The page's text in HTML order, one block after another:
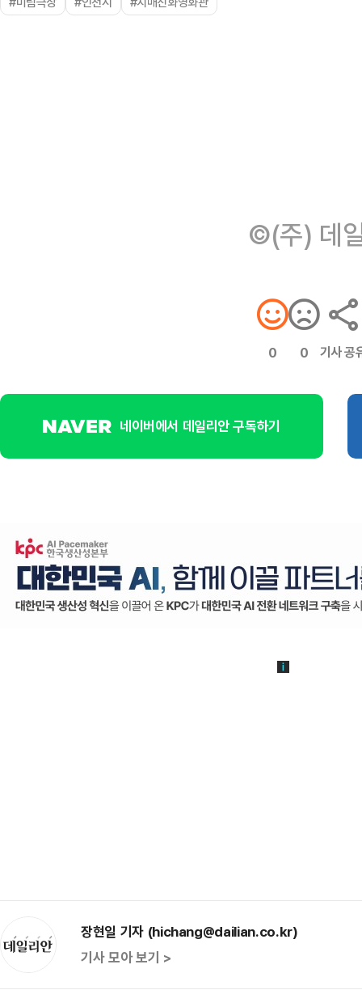
©(주) 데
0 0 기사 공
네이버에서 데일리안 구독하기
장현일 기자 (hichang@dailian.co.kr)
기사 모아 보기 >